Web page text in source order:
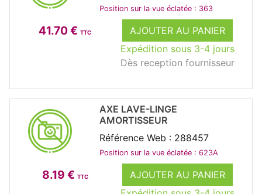
41.70 € TTC
AJOUTER AU PANIER
Expédition sous 3-4 jours
Dès reception fournisseur
Position sur la vue éclatée : 363
8.19 € TTC
AJOUTER AU PANIER
AXE LAVE-LINGE
AMORTISSEUR
Référence Web : 288457
Position sur la vue éclatée : 623A